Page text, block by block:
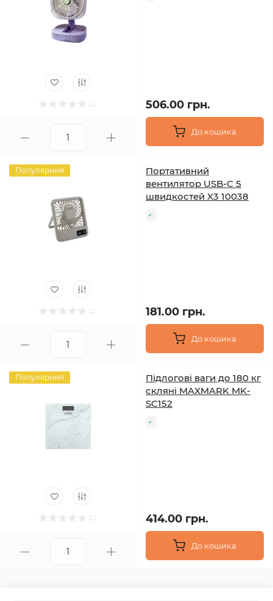
506.00 грн.
До кошика
Популярний
Портативний
вентилятор USB-C 5
швидкостей X3 10038
181.00 грн.
До кошика
Популярний
Підлогові ваги до 180 кг
скляні MAXMARK MK-
SC152
414.00 грн.
До кошика